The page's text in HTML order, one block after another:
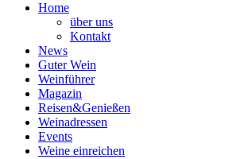
Home
über uns
Kontakt
News
Guter Wein
Weinführer
Magazin
Reisen&Genießen
Weinadressen
Events
Weine einreichen